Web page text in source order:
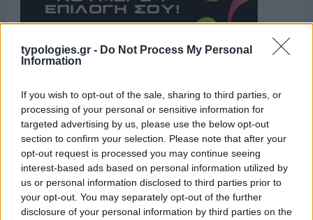
typologies.gr - Do Not Process My Personal
Information
If you wish to opt-out of the sale, sharing to third parties, or
processing of your personal or sensitive information for
targeted advertising by us, please use the below opt-out
section to confirm your selection. Please note that after your
opt-out request is processed you may continue seeing
interest-based ads based on personal information utilized by
us or personal information disclosed to third parties prior to
your opt-out. You may separately opt-out of the further
disclosure of your personal information by third parties on the